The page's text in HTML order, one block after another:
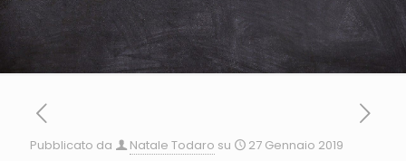
Pubblicato da Natale Todaro su 27 Gennaio 2019